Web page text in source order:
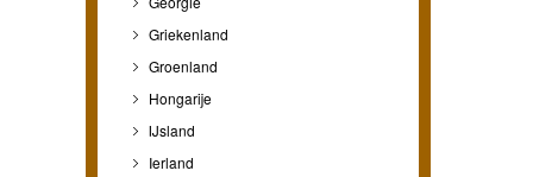
Griekenland
Groenland
Hongarije
IJsland
Ierland